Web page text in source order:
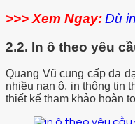
>>> Xem Ngay:Dù
2.2. In ô theo yêu
Quang Vũ cung cấp đa
nhiều nan ô, in thông tin
thiết kế tham khảo hoàn